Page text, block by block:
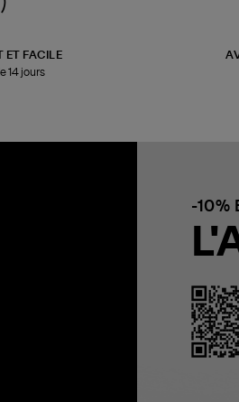
ET FACILE
14 jours
-10%